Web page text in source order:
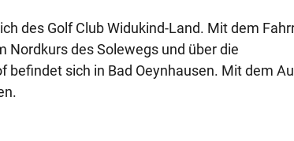
des Golf Club Widukind-Land. Mit dem
Nordkurs des Solewegs und über die
sich in Bad Oeynhausen. Mit dem